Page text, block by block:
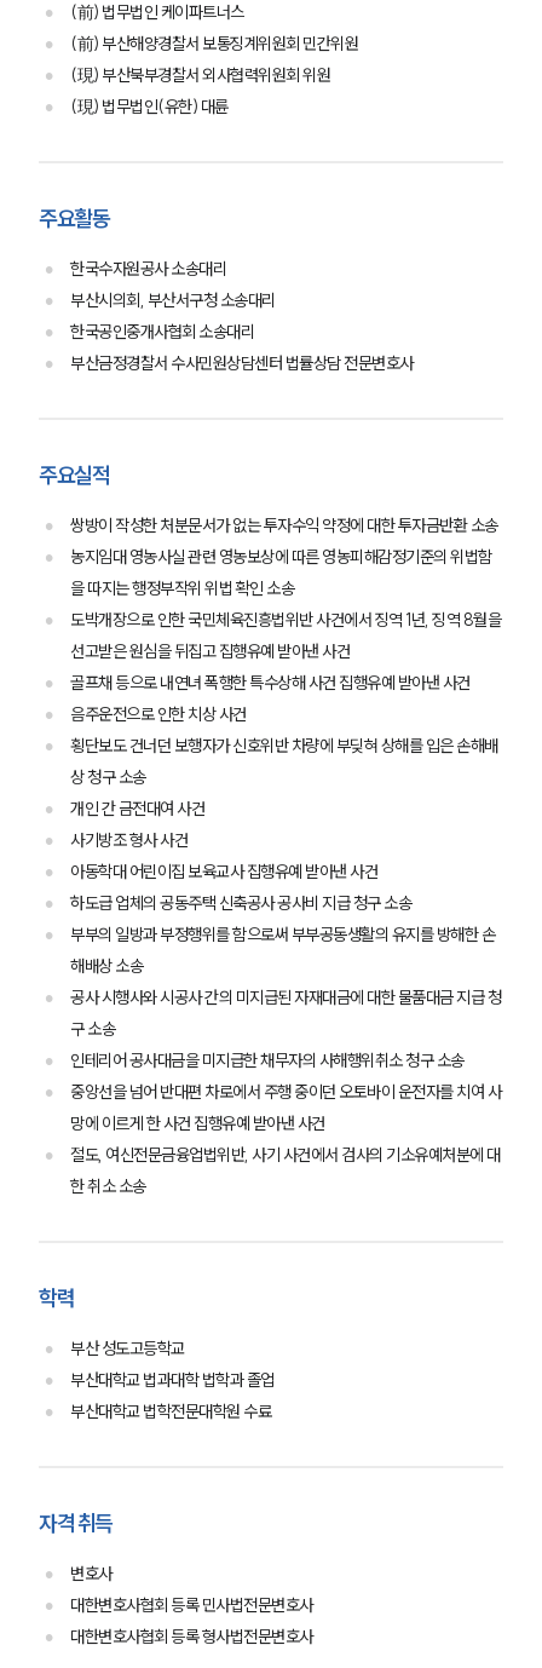
그룹소개
그룹소개
대륜의 강점
오시는 길
형사 주요 업무사례
사례분석/최신동향
형사그룹 업무
전체
(前) 법무법인 케이파트너스
(前) 부산해양경찰서 보통징계위원회 민간위원
(現) 부산북부경찰서 외사협력위원회 위원
(現) 법무법인(유한) 대륜
주요활동
한국수자원공사 소송대리
부산시의회, 부산서구청 소송대리
한국공인중개사협회 소송대리
부산금정경찰서 수사민원상담센터 법률상담 전문변호사
주요실적
쌍방이 작성한 처분문서가 없는 투자수익 약정에 대한 투자금반환 소송
농지임대 영농사실 관련 영농보상에 따른 영농피해감정기준의 위법함
을 따지는 행정부작위 위법 확인 소송
도박개장으로 인한 국민체육진흥법위반 사건에서 징역 1년, 징역 8월을
선고받은 원심을 뒤집고 집행유예 받아낸 사건
골프채 등으로 내연녀 폭행한 특수상해 사건 집행유예 받아낸 사건
음주운전으로 인한 치상 사건
횡단보도 건너던 보행자가 신호위반 차량에 부딪혀 상해를 입은 손해배
상 청구 소송
개인 간 금전대여 사건
사기방조 형사 사건
아동학대 어린이집 보육교사 집행유예 받아낸 사건
하도급 업체의 공동주택 신축공사 공사비 지급 청구 소송
부부의 일방과 부정행위를 함으로써 부부공동생활의 유지를 방해한 손
해배상 소송
공사 시행사와 시공사 간의 미지급된 자재대금에 대한 물품대금 지급 청
구 소송
인테리어 공사대금을 미지급한 채무자의 사해행위취소 청구 소송
중앙선을 넘어 반대편 차로에서 주행 중이던 오토바이 운전자를 치여 사
망에 이르게 한 사건 집행유예 받아낸 사건
절도, 여신전문금융업법위반, 사기 사건에서 검사의 기소유예처분에 대
한 취소 소송
학력
부산 성도고등학교
부산대학교 법과대학 법학과 졸업
부산대학교 법학전문대학원 수료
자격 취득
변호사
대한변호사협회 등록 민사법전문변호사
대한변호사협회 등록 형사법전문변호사